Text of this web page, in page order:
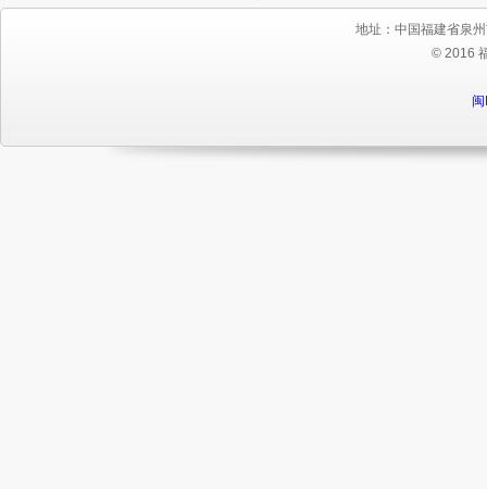
地址：中国福建省泉
© 2016